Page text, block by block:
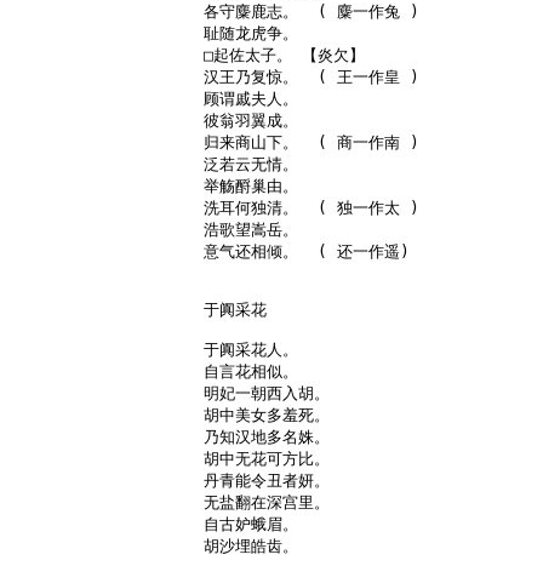
各守麋鹿志。  ( 麋一作兔 )
耻随龙虎争。
□起佐太子。 【炎欠】
汉王乃复惊。  ( 王一作皇 )
顾谓戚夫人。
彼翁羽翼成。
归来商山下。  ( 商一作南 )
泛若云无情。
举觞酹巢由。
洗耳何独清。  ( 独一作太 )
浩歌望嵩岳。
意气还相倾。  ( 还一作遥)
于阗采花
于阗采花人。
自言花相似。
明妃一朝西入胡。
胡中美女多羞死。
乃知汉地多名姝。
胡中无花可方比。
丹青能令丑者妍。
无盐翻在深宫里。
自古妒蛾眉。
胡沙埋皓齿。